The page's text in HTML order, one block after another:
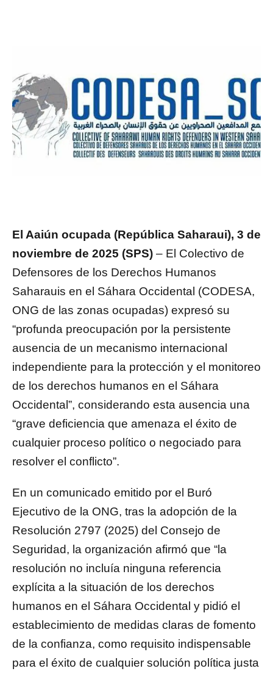
El Aaiún ocupada (República Saharaui), 3 de
noviembre de 2025 (SPS) – El Colectivo de
Defensores de los Derechos Humanos
Saharauis en el Sáhara Occidental (CODESA,
ONG de las zonas ocupadas) expresó su
“profunda preocupación por la persistente
ausencia de un mecanismo internacional
independiente para la protección y el monitoreo
de los derechos humanos en el Sáhara
Occidental”, considerando esta ausencia una
“grave deficiencia que amenaza el éxito de
cualquier proceso político o negociado para
resolver el conflicto”.
En un comunicado emitido por el Buró
Ejecutivo de la ONG, tras la adopción de la
Resolución 2797 (2025) del Consejo de
Seguridad, la organización afirmó que “la
resolución no incluía ninguna referencia
explícita a la situación de los derechos
humanos en el Sáhara Occidental y pidió el
establecimiento de medidas claras de fomento
de la confianza, como requisito indispensable
para el éxito de cualquier solución política justa